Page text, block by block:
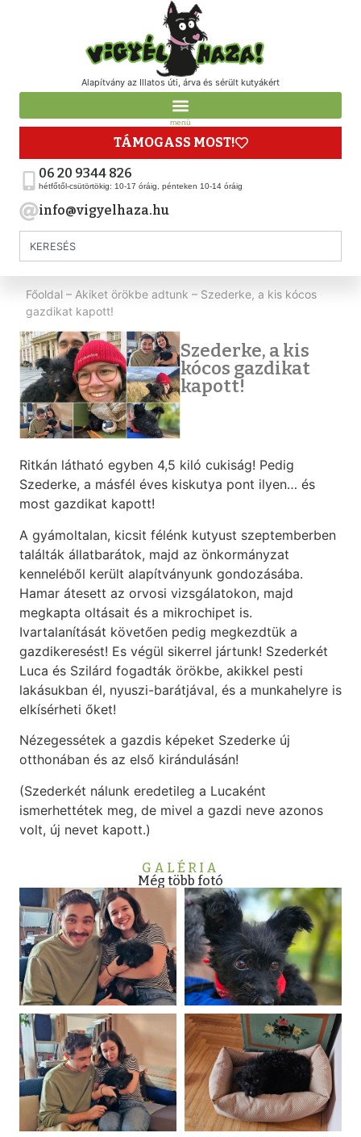
Alapítvány az Illatos úti, árva és sérült kutyákért
menü
TÁMOGASS MOST!
06 20 9344 826
hétfőtől-csütörtökig: 10-17 óráig, pénteken 10-14 óráig
info@vigyelhaza.hu
Főoldal – Akiket örökbe adtunk – Szederke, a kis kócos
gazdikat kapott!
Szederke, a kis
kócos gazdikat
kapott!
Ritkán látható egyben 4,5 kiló cukiság! Pedig
Szederke, a másfél éves kiskutya pont ilyen… és
most gazdikat kapott!
A gyámoltalan, kicsit félénk kutyust szeptemberben
találták állatbarátok, majd az önkormányzat
kenneléből került alapítványunk gondozásába.
Hamar átesett az orvosi vizsgálatokon, majd
megkapta oltásait és a mikrochipet is.
Ivartalanítását követően pedig megkezdtük a
gazdikeresést! Es végül sikerrel jártunk! Szederkét
Luca és Szilárd fogadták örökbe, akikkel pesti
lakásukban él, nyuszi-barátjával, és a munkahelyre is
elkísérheti őket!
Nézegessétek a gazdis képeket Szederke új
otthonában és az első kirándulásán!
(Szederkét nálunk eredetileg a Lucaként
ismerhettétek meg, de mivel a gazdi neve azonos
volt, új nevet kapott.)
GALÉRIA
Még több fotó